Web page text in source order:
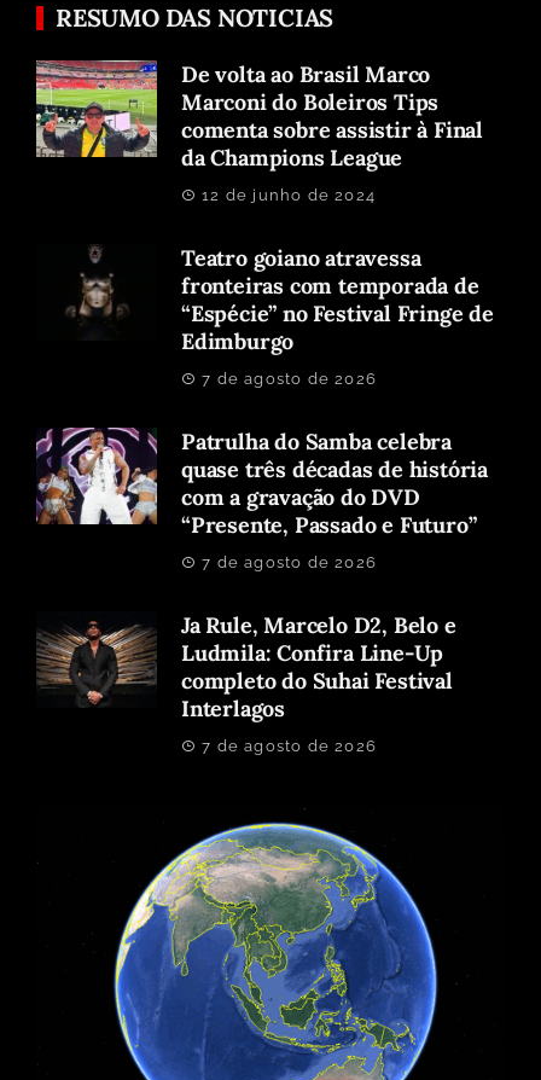
RESUMO DAS NOTICIAS
De volta ao Brasil Marco
Marconi do Boleiros Tips
comenta sobre assistir à Final
da Champions League
12 de junho de 2024
Teatro goiano atravessa
fronteiras com temporada de
“Espécie” no Festival Fringe de
Edimburgo
7 de agosto de 2026
Patrulha do Samba celebra
quase três décadas de história
com a gravação do DVD
“Presente, Passado e Futuro”
7 de agosto de 2026
Ja Rule, Marcelo D2, Belo e
Ludmila: Confira Line-Up
completo do Suhai Festival
Interlagos
7 de agosto de 2026